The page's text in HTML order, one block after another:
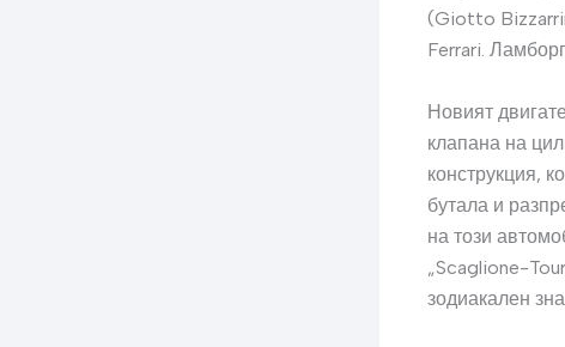
(Giotto
Ferrari.
Новият
клапана на
конструкция,
бутала и
на този
„Scaglione-
зодиакален